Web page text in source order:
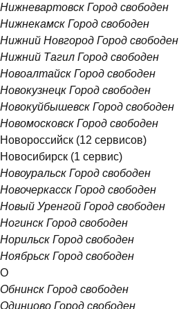
Нижневартовск Город свободен
Нижнекамск Город свободен
Нижний Новгород Город свободен
Нижний Тагил Город свободен
Новоалтайск Город свободен
Новокузнецк Город свободен
Новокуйбышевск Город свободен
Новомосковск Город свободен
Новороссийск (12 сервисов)
Новосибирск (1 сервис)
Новоуральск Город свободен
Новочеркасск Город свободен
Новый Уренгой Город свободен
Ногинск Город свободен
Норильск Город свободен
Ноябрьск Город свободен
О
Обнинск Город свободен
Одинцово Город свободен